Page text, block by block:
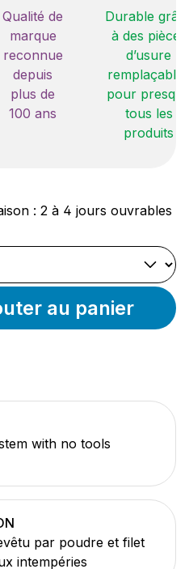
Qualité de
marque
reconnue
depuis
plus de
100 ans
Durable
à des pièces
d’usure
remplaçables
pour
tous les
produits
: 2 à 4 jours ouvrables
au panier
with no tools
par poudre et filet
intempéries